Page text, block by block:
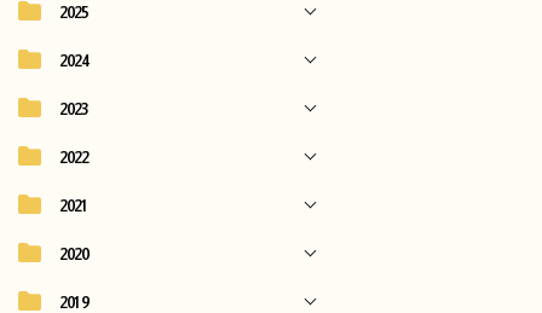
2025
2024
2023
2022
2021
2020
2019